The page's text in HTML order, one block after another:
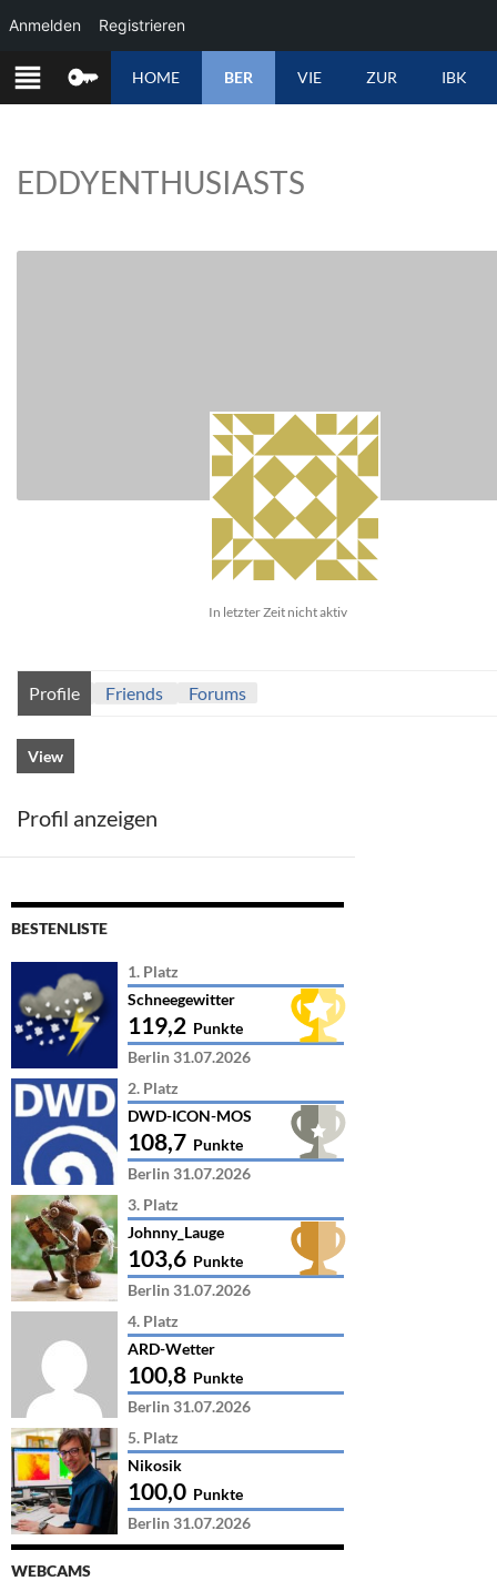
ZUM
INHALT
HOME BER VIE ZUR IBK
EDDYENTHUSIASTS
In letzter Zeit nicht aktiv
Profile Friends Forums
View
Profil anzeigen
BESTENLISTE
1. Platz
Schneegewitter
119,2 Punkte
Berlin 31.07.2026
2. Platz
DWD-ICON-MOS
108,7 Punkte
Berlin 31.07.2026
3. Platz
Johnny_Lauge
103,6 Punkte
Berlin 31.07.2026
4. Platz
ARD-Wetter
100,8 Punkte
Berlin 31.07.2026
5. Platz
Nikosik
100,0 Punkte
Berlin 31.07.2026
WEBCAMS
Anmelden Registrieren